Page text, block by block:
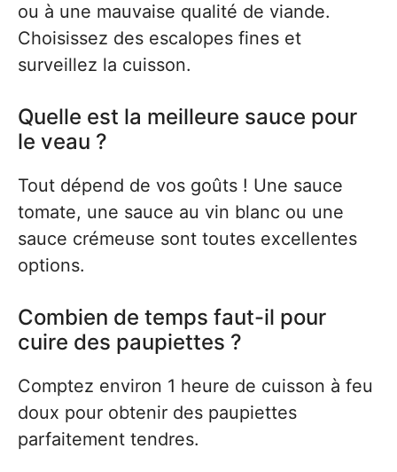
ou à une mauvaise qualité de viande.
Choisissez des escalopes fines et
surveillez la cuisson.
Quelle est la meilleure sauce pour
le veau ?
Tout dépend de vos goûts ! Une sauce
tomate, une sauce au vin blanc ou une
sauce crémeuse sont toutes excellentes
options.
Combien de temps faut-il pour
cuire des paupiettes ?
Comptez environ 1 heure de cuisson à feu
doux pour obtenir des paupiettes
parfaitement tendres.